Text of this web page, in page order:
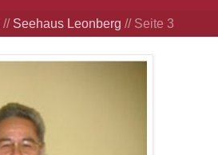
// Seehaus Leonberg // Seite 3